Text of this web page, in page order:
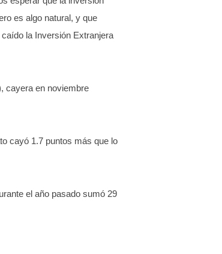
es algo natural, y que
la Inversión Extranjera
cayera en noviembre
cayó 1.7 puntos más que lo
el año pasado sumó 29